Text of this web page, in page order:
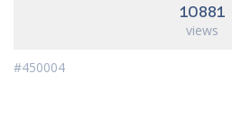
10881
views
#450004